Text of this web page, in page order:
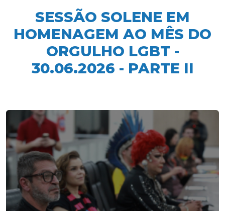
SESSÃO SOLENE EM
HOMENAGEM AO MÊS DO
ORGULHO LGBT -
30.06.2026 - PARTE II